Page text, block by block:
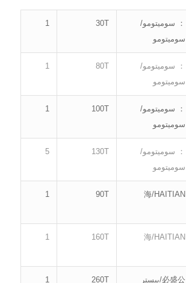
： سوميتومو/
سوميتومو
30T
1
： سوميتومو/
سوميتومو
80T
1
： سوميتومو/
سوميتومو
100T
1
： سوميتومو/
سوميتومو
130T
5
海/HAITIAN
90T
1
海/HAITIAN
160T
1
必盛公/بيستر 260T
1